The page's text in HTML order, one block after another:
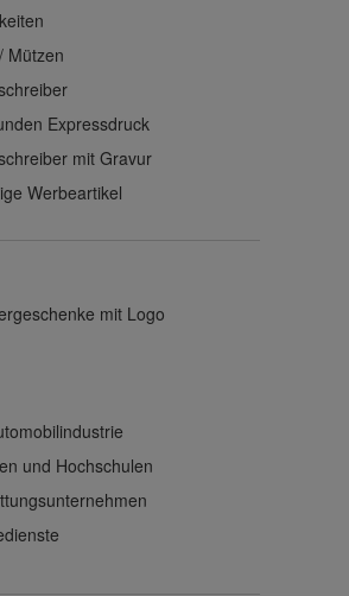
Mützen
Expressdruck
mit Gravur
Werbeartikel
mit Logo
und Hochschulen